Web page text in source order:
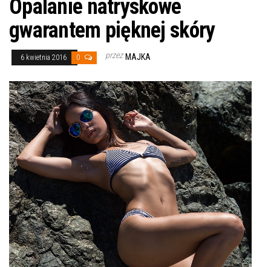
Opalanie natryskowe
gwarantem pięknej skóry
6 kwietnia 2016 0 przez MAJKA